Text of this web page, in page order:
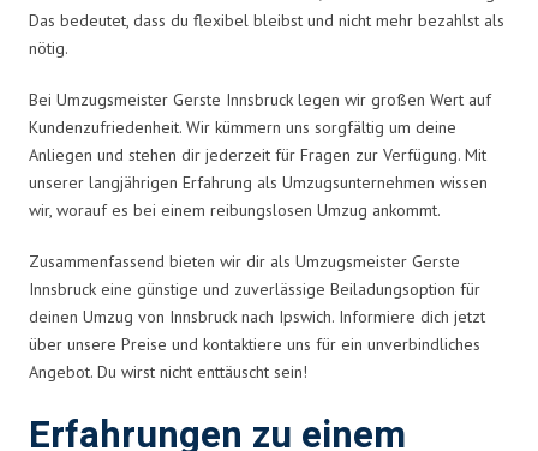
Das bedeutet, dass du flexibel bleibst und nicht mehr bezahlst als
nötig.
Bei Umzugsmeister Gerste Innsbruck legen wir großen Wert auf
Kundenzufriedenheit. Wir kümmern uns sorgfältig um deine
Anliegen und stehen dir jederzeit für Fragen zur Verfügung. Mit
unserer langjährigen Erfahrung als Umzugsunternehmen wissen
wir, worauf es bei einem reibungslosen Umzug ankommt.
Zusammenfassend bieten wir dir als Umzugsmeister Gerste
Innsbruck eine günstige und zuverlässige Beiladungsoption für
deinen Umzug von Innsbruck nach Ipswich. Informiere dich jetzt
über unsere Preise und kontaktiere uns für ein unverbindliches
Angebot. Du wirst nicht enttäuscht sein!
Erfahrungen zu einem